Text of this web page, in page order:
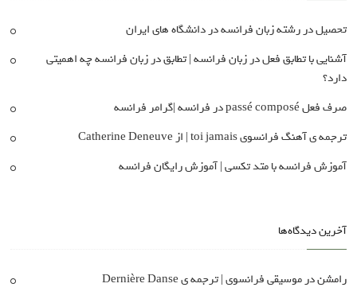
تحصیل در رشته زبان فرانسه در دانشگاه های ایران
آشنایی با تطابق فعل در زبان فرانسه | تطابق در زبان فرانسه چه اهمیتی
دارد؟
صرف فعل passé composé در فرانسه |گرامر فرانسه
ترجمه ی آهنگ فرانسوی toi jamais | از Catherine Deneuve
آموزش فرانسه با متد تکسی | آموزش رایگان فرانسه
آخرین دیدگاه‌ها
رامشندرموسیقی فرانسوی | ترجمه ی Dernière Danse